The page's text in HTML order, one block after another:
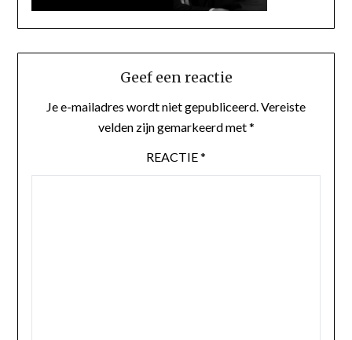
Geef een reactie
Je e-mailadres wordt niet gepubliceerd. Vereiste
velden zijn gemarkeerd met*
REACTIE*